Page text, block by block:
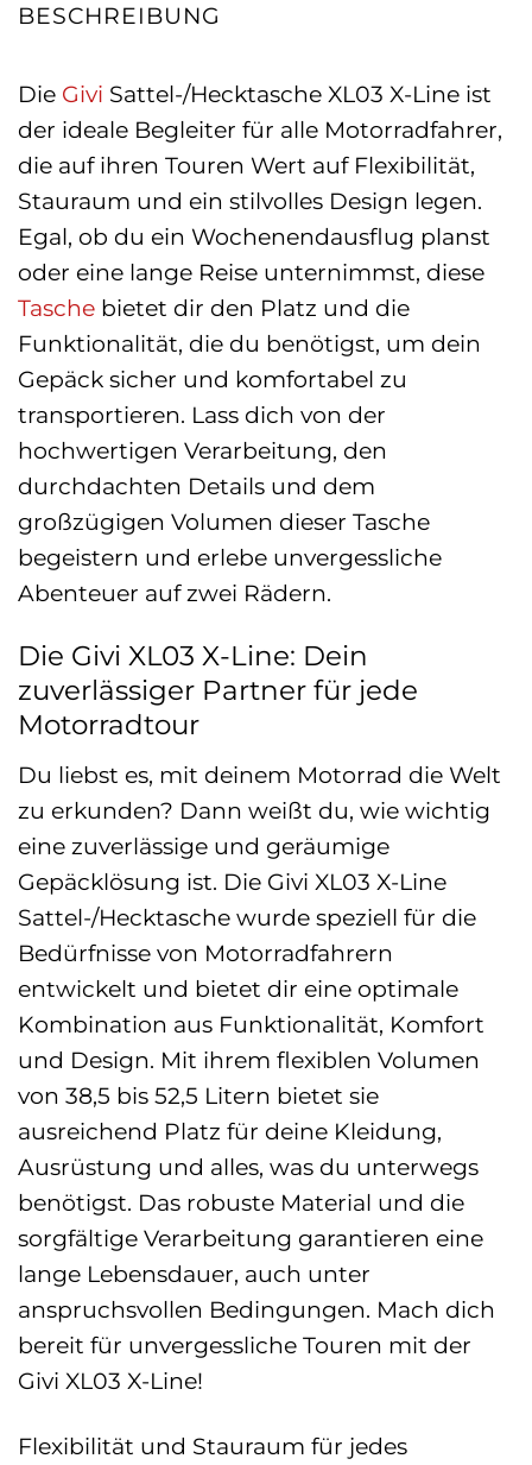
BESCHREIBUNG
Die Givi Sattel-/Hecktasche XL03 X-Line ist
der ideale Begleiter für alle Motorradfahrer,
die auf ihren Touren Wert auf Flexibilität,
Stauraum und ein stilvolles Design legen.
Egal, ob du ein Wochenendausflug planst
oder eine lange Reise unternimmst, diese
Tasche bietet dir den Platz und die
Funktionalität, die du benötigst, um dein
Gepäck sicher und komfortabel zu
transportieren. Lass dich von der
hochwertigen Verarbeitung, den
durchdachten Details und dem
großzügigen Volumen dieser Tasche
begeistern und erlebe unvergessliche
Abenteuer auf zwei Rädern.
Die Givi XL03 X-Line: Dein
zuverlässiger Partner für jede
Motorradtour
Du liebst es, mit deinem Motorrad die Welt
zu erkunden? Dann weißt du, wie wichtig
eine zuverlässige und geräumige
Gepäcklösung ist. Die Givi XL03 X-Line
Sattel-/Hecktasche wurde speziell für die
Bedürfnisse von Motorradfahrern
entwickelt und bietet dir eine optimale
Kombination aus Funktionalität, Komfort
und Design. Mit ihrem flexiblen Volumen
von 38,5 bis 52,5 Litern bietet sie
ausreichend Platz für deine Kleidung,
Ausrüstung und alles, was du unterwegs
benötigst. Das robuste Material und die
sorgfältige Verarbeitung garantieren eine
lange Lebensdauer, auch unter
anspruchsvollen Bedingungen. Mach dich
bereit für unvergessliche Touren mit der
Givi XL03 X-Line!
Flexibilität und Stauraum für jedes